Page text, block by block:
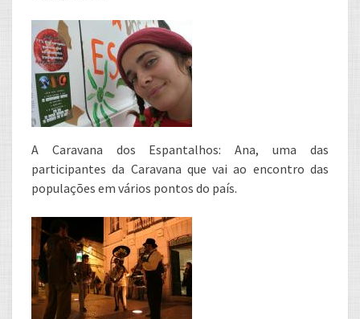
A Caravana dos Espantalhos: Ana, uma das
participantes da Caravana que vai ao encontro das
populações em vários pontos do país.